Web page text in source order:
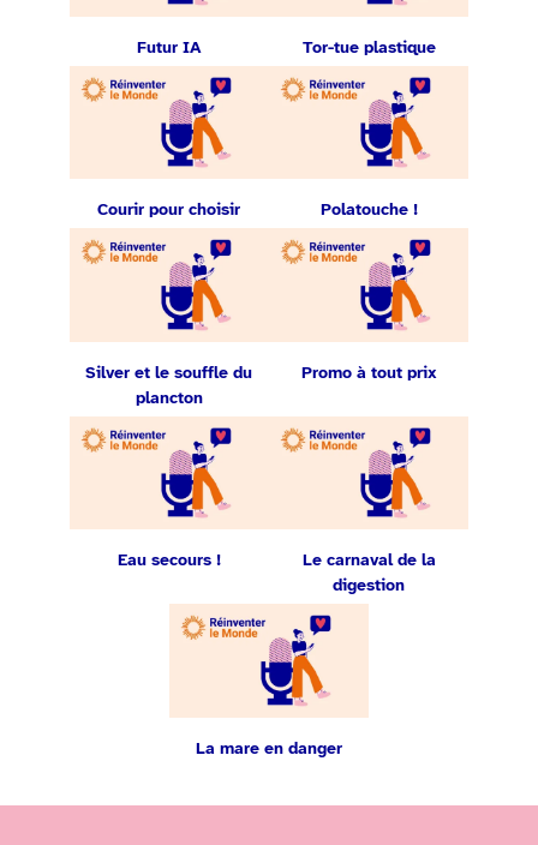
Futur IA Tor-tue plastique
Courir pour choisir Polatouche !
Silver et le souffle du
plancton
Promo à tout prix
Eau secours !
Le carnaval de la
digestion
La mare en danger